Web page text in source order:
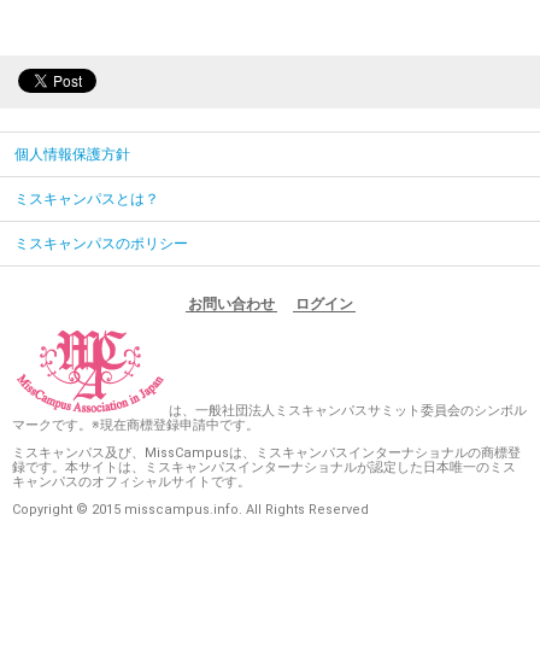
個人情報保護方針
ミスキャンパスとは？
ミスキャンパスのポリシー
お問い合わせ ログイン
は、一般社団法人ミスキャンパスサミット委員会のシンボル
マークです。※現在商標登録申請中です。
ミスキャンパス及び、MissCampusは、ミスキャンパスインターナショナルの商標登
録です。本サイトは、ミスキャンパスインターナショナルが認定した日本唯一のミス
キャンパスのオフィシャルサイトです。
Copyright © 2015 misscampus.info. All Rights Reserved